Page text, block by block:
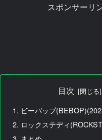
スポンサーリ
目次
ビーバップ
ロックステディ